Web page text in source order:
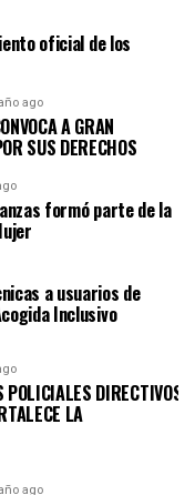
oficial de los
ago
A GRAN
SUS DERECHOS
formó parte de la
a usuarios de
Inclusivo
DIRECTIVOS Y
LA
ago